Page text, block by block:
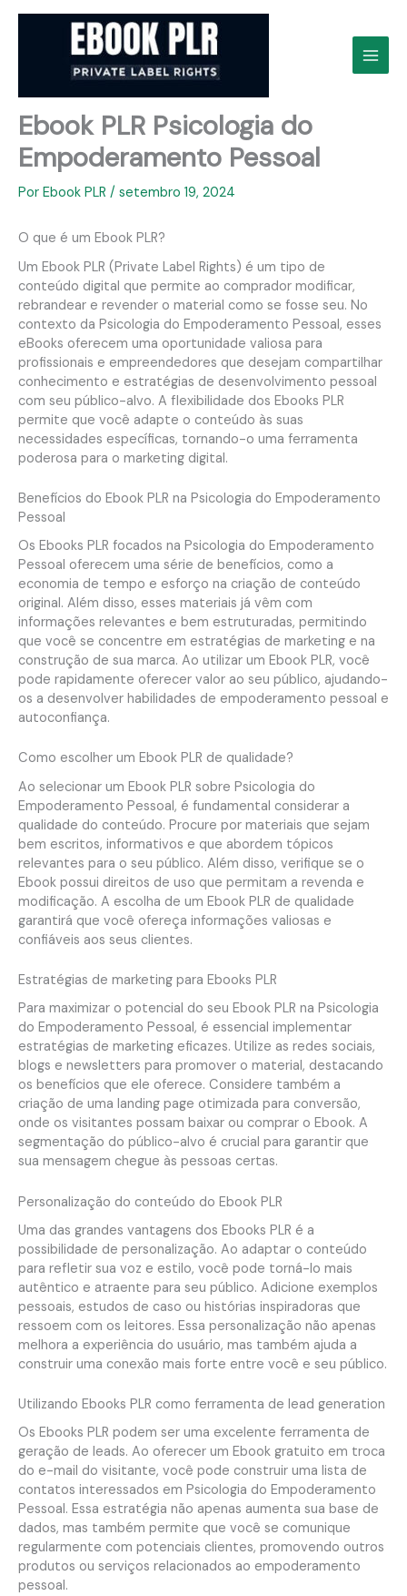
Ebook PLR Psicologia do
Empoderamento Pessoal
Por Ebook PLR / setembro 19, 2024
O que é um Ebook PLR?
Um Ebook PLR (Private Label Rights) é um tipo de
conteúdo digital que permite ao comprador modificar,
rebrandear e revender o material como se fosse seu. No
contexto da Psicologia do Empoderamento Pessoal, esses
eBooks oferecem uma oportunidade valiosa para
profissionais e empreendedores que desejam compartilhar
conhecimento e estratégias de desenvolvimento pessoal
com seu público-alvo. A flexibilidade dos Ebooks PLR
permite que você adapte o conteúdo às suas
necessidades específicas, tornando-o uma ferramenta
poderosa para o marketing digital.
Benefícios do Ebook PLR na Psicologia do Empoderamento
Pessoal
Os Ebooks PLR focados na Psicologia do Empoderamento
Pessoal oferecem uma série de benefícios, como a
economia de tempo e esforço na criação de conteúdo
original. Além disso, esses materiais já vêm com
informações relevantes e bem estruturadas, permitindo
que você se concentre em estratégias de marketing e na
construção de sua marca. Ao utilizar um Ebook PLR, você
pode rapidamente oferecer valor ao seu público, ajudando-
os a desenvolver habilidades de empoderamento pessoal e
autoconfiança.
Como escolher um Ebook PLR de qualidade?
Ao selecionar um Ebook PLR sobre Psicologia do
Empoderamento Pessoal, é fundamental considerar a
qualidade do conteúdo. Procure por materiais que sejam
bem escritos, informativos e que abordem tópicos
relevantes para o seu público. Além disso, verifique se o
Ebook possui direitos de uso que permitam a revenda e
modificação. A escolha de um Ebook PLR de qualidade
garantirá que você ofereça informações valiosas e
confiáveis aos seus clientes.
Estratégias de marketing para Ebooks PLR
Para maximizar o potencial do seu Ebook PLR na Psicologia
do Empoderamento Pessoal, é essencial implementar
estratégias de marketing eficazes. Utilize as redes sociais,
blogs e newsletters para promover o material, destacando
os benefícios que ele oferece. Considere também a
criação de uma landing page otimizada para conversão,
onde os visitantes possam baixar ou comprar o Ebook. A
segmentação do público-alvo é crucial para garantir que
sua mensagem chegue às pessoas certas.
Personalização do conteúdo do Ebook PLR
Uma das grandes vantagens dos Ebooks PLR é a
possibilidade de personalização. Ao adaptar o conteúdo
para refletir sua voz e estilo, você pode torná-lo mais
autêntico e atraente para seu público. Adicione exemplos
pessoais, estudos de caso ou histórias inspiradoras que
ressoem com os leitores. Essa personalização não apenas
melhora a experiência do usuário, mas também ajuda a
construir uma conexão mais forte entre você e seu público.
Utilizando Ebooks PLR como ferramenta de lead generation
Os Ebooks PLR podem ser uma excelente ferramenta de
geração de leads. Ao oferecer um Ebook gratuito em troca
do e-mail do visitante, você pode construir uma lista de
contatos interessados em Psicologia do Empoderamento
Pessoal. Essa estratégia não apenas aumenta sua base de
dados, mas também permite que você se comunique
regularmente com potenciais clientes, promovendo outros
produtos ou serviços relacionados ao empoderamento
pessoal.